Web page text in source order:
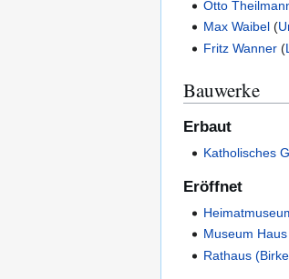
Otto
Max Waibel (
Fritz Wanner (
Bauwerke
Erbaut
Katholisches
Eröffnet
Museum
Rathaus